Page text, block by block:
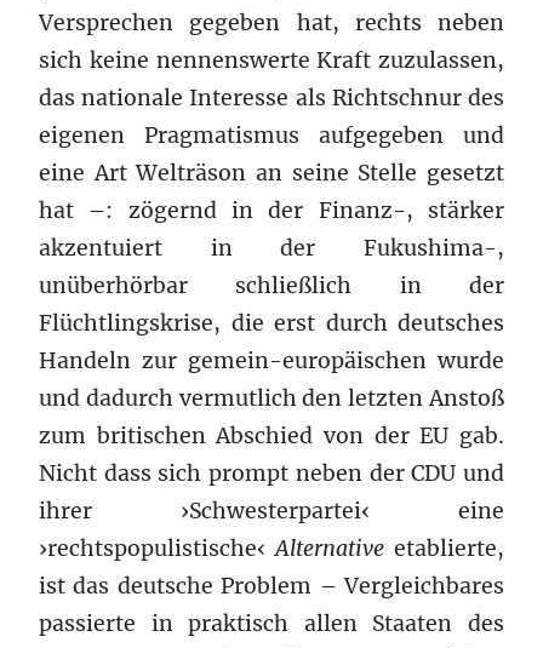
Versprechen gegeben hat, rechts neben
sich keine nennenswerte Kraft zuzulassen,
das nationale Interesse als Richtschnur des
eigenen Pragmatismus aufgegeben und
eine Art Welträson an seine Stelle gesetzt
hat –: zögernd in der Finanz-, stärker
akzentuiert in der Fukushima-,
unüberhörbar schließlich in der
Flüchtlingskrise, die erst durch deutsches
Handeln zur gemein-europäischen wurde
und dadurch vermutlich den letzten Anstoß
zum britischen Abschied von der EU gab.
Nicht dass sich prompt neben der CDU und
ihrer ›Schwesterpartei‹ eine
›rechtspopulistische‹Alternative etablierte,
ist das deutsche Problem – Vergleichbares
passierte in praktisch allen Staaten des